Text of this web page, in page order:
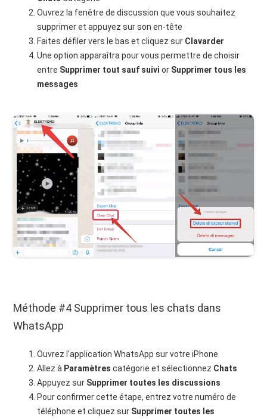
Ouvrez la fenêtre de discussion que vous souhaitez
supprimer et appuyez sur son en-tête
Faites défiler vers le bas et cliquez sur Clavarder
Une option apparaîtra pour vous permettre de choisir
entre Supprimer tout sauf suivi or Supprimer tous les
messages
Méthode #4 Supprimer tous les chats dans
WhatsApp
Ouvrez l'application WhatsApp sur votre iPhone
Allez à Paramètres catégorie et sélectionnez Chats
Appuyez sur Supprimer toutes les discussions
Pour confirmer cette étape, entrez votre numéro de
téléphone et cliquez sur Supprimer toutes les